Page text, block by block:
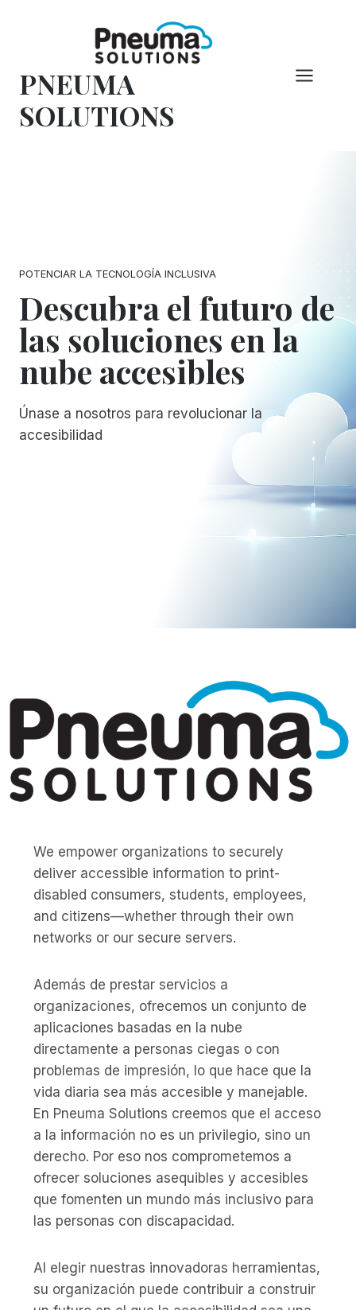
PNEUMA
SOLUTIONS
POTENCIAR LA TECNOLOGÍA INCLUSIVA
Descubra el futuro de
las soluciones en la
nube accesibles
Únase a nosotros para revolucionar la
accesibilidad
We empower organizations to securely
deliver accessible information to print-
disabled consumers, students, employees,
and citizens—whether through their own
networks or our secure servers.
Además de prestar servicios a
organizaciones, ofrecemos un conjunto de
aplicaciones basadas en la nube
directamente a personas ciegas o con
problemas de impresión, lo que hace que la
vida diaria sea más accesible y manejable.
En Pneuma Solutions creemos que el acceso
a la información no es un privilegio, sino un
derecho. Por eso nos comprometemos a
ofrecer soluciones asequibles y accesibles
que fomenten un mundo más inclusivo para
las personas con discapacidad.
Al elegir nuestras innovadoras herramientas,
su organización puede contribuir a construir